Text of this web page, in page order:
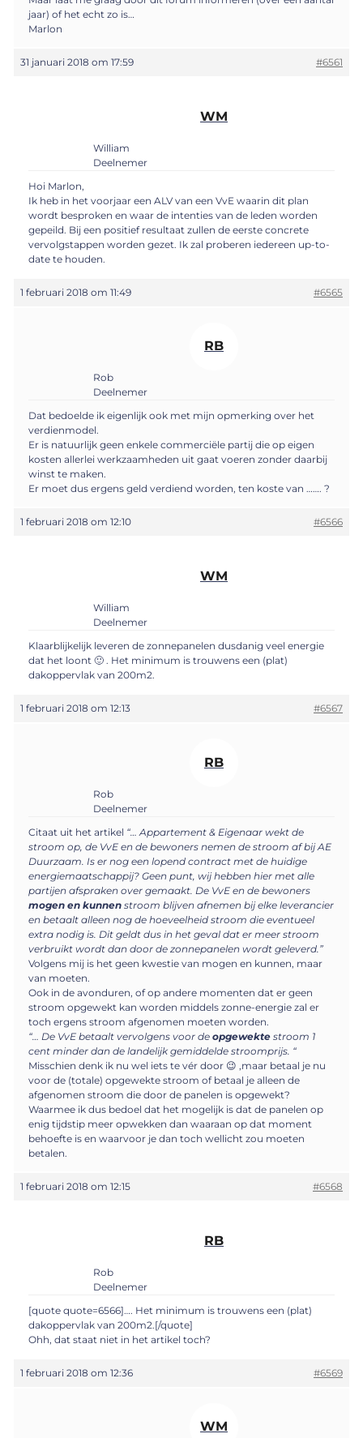
jaar) of het echt zo is…
Marlon
31 januari 2018 om 17:59 #6561
WM
William
Deelnemer
Hoi Marlon,
Ik heb in het voorjaar een ALV van een VvE waarin dit plan
wordt besproken en waar de intenties van de leden worden
gepeild. Bij een positief resultaat zullen de eerste concrete
vervolgstappen worden gezet. Ik zal proberen iedereen up-to-
date te houden.
1 februari 2018 om 11:49 #6565
RB
Rob
Deelnemer
Dat bedoelde ik eigenlijk ook met mijn opmerking over het
verdienmodel.
Er is natuurlijk geen enkele commerciële partij die op eigen
kosten allerlei werkzaamheden uit gaat voeren zonder daarbij
winst te maken.
Er moet dus ergens geld verdiend worden, ten koste van ……. ?
1 februari 2018 om 12:10 #6566
WM
William
Deelnemer
Klaarblijkelijk leveren de zonnepanelen dusdanig veel energie
dat het loont 🙂 . Het minimum is trouwens een (plat)
dakoppervlak van 200m2.
1 februari 2018 om 12:13 #6567
RB
Rob
Deelnemer
Citaat uit het artikel “… Appartement & Eigenaar wekt de
stroom op, de VvE en de bewoners nemen de stroom af bij AE
Duurzaam. Is er nog een lopend contract met de huidige
energiemaatschappij? Geen punt, wij hebben hier met alle
partijen afspraken over gemaakt. De VvE en de bewoners
mogen en kunnen stroom blijven afnemen bij elke leverancier
en betaalt alleen nog de hoeveelheid stroom die eventueel
extra nodig is. Dit geldt dus in het geval dat er meer stroom
verbruikt wordt dan door de zonnepanelen wordt geleverd.”
Volgens mij is het geen kwestie van mogen en kunnen, maar
van moeten.
Ook in de avonduren, of op andere momenten dat er geen
stroom opgewekt kan worden middels zonne-energie zal er
toch ergens stroom afgenomen moeten worden.
“… De VvE betaalt vervolgens voor de opgewekte stroom 1
cent minder dan de landelijk gemiddelde stroomprijs. “
Misschien denk ik nu wel iets te vér door 😉 ,maar betaal je nu
voor de (totale) opgewekte stroom of betaal je alleen de
afgenomen stroom die door de panelen is opgewekt?
Waarmee ik dus bedoel dat het mogelijk is dat de panelen op
enig tijdstip meer opwekken dan waaraan op dat moment
behoefte is en waarvoor je dan toch wellicht zou moeten
betalen.
1 februari 2018 om 12:15 #6568
RB
Rob
Deelnemer
[quote quote=6566]…. Het minimum is trouwens een (plat)
dakoppervlak van 200m2.[/quote]
Ohh, dat staat niet in het artikel toch?
1 februari 2018 om 12:36 #6569
WM